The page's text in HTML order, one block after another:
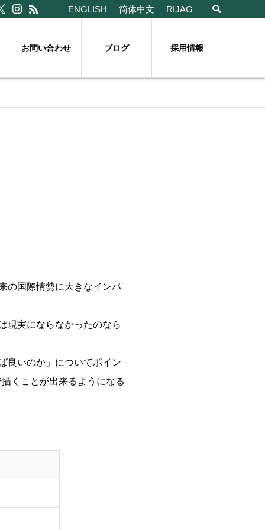
ENGLISH 简体中文 RIJAG
お問い合わせ ブログ 採用情報
の国際情勢に大きなインパ
現実にならなかったのなら
良いのか」についてポイン
くことが出来るようになる